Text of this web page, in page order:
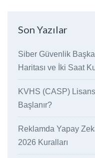
Son Yazılar
Siber Güvenlik
Haritası ve İki Saat
KVHS (CASP)
Başlanır?
Reklamda Yapay
2026 Kuralları